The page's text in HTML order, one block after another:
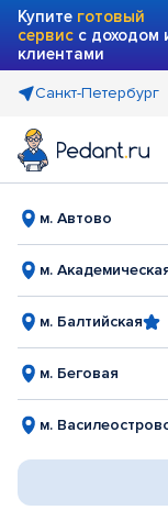
Купите готовый
сервис с доходом
клиентами
Санкт-Петербург
м. Автово
м.
м. Балтийская
м. Беговая
м.